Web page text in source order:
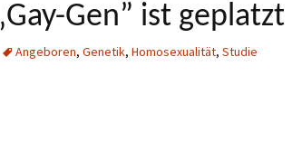
Gen” ist geplatzt
Angeboren, Genetik, Homosexualität, Studie